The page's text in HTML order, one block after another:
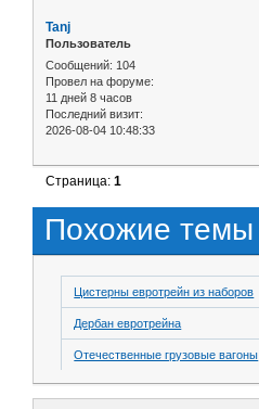
Tanj
Пользователь
Сообщений: 104
Провел на форуме:
11 дней 8 часов
Последний визит:
2026-08-04 10:48:33
Страница:1
Похожие темы
Цистерны евротрейн из наборов
Дербан евротрейна
Отечественные грузовые вагоны